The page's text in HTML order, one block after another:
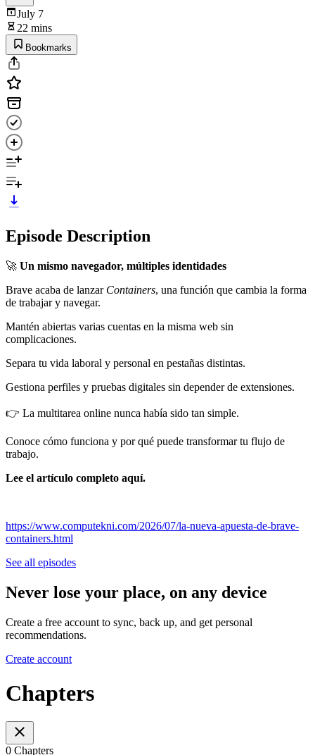
July 7
22 mins
Bookmarks
Episode Description
🚀 Un mismo navegador, múltiples identidades
Brave acaba de lanzar Containers, una función que cambia la forma
de trabajar y navegar.
Mantén abiertas varias cuentas en la misma web sin
complicaciones.
Separa tu vida laboral y personal en pestañas distintas.
Gestiona perfiles y pruebas digitales sin depender de extensiones.
👉 La multitarea online nunca había sido tan simple.
Conoce cómo funciona y por qué puede transformar tu flujo de
trabajo.
Lee el artículo completo aquí.
https://www.computekni.com/2026/07/la-nueva-apuesta-de-brave-
containers.html
See all episodes
Never lose your place, on any device
Create a free account to sync, back up, and get personal
recommendations.
Create account
Chapters
0 Chapters